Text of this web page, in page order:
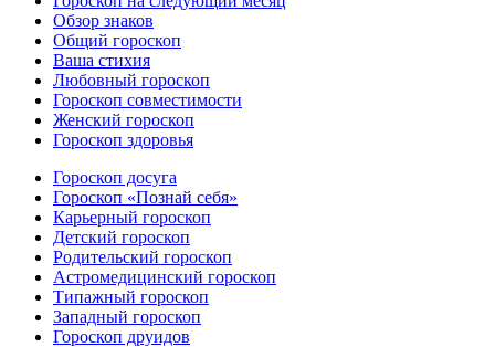
Обзор знаков
Общий гороскоп
Ваша стихия
Любовный гороскоп
Гороскоп совместимости
Женский гороскоп
Гороскоп здоровья
Гороскоп досуга
Гороскоп «Познай себя»
Карьерный гороскоп
Детский гороскоп
Родительский гороскоп
Астромедицинский гороскоп
Типажный гороскоп
Западный гороскоп
Гороскоп друидов